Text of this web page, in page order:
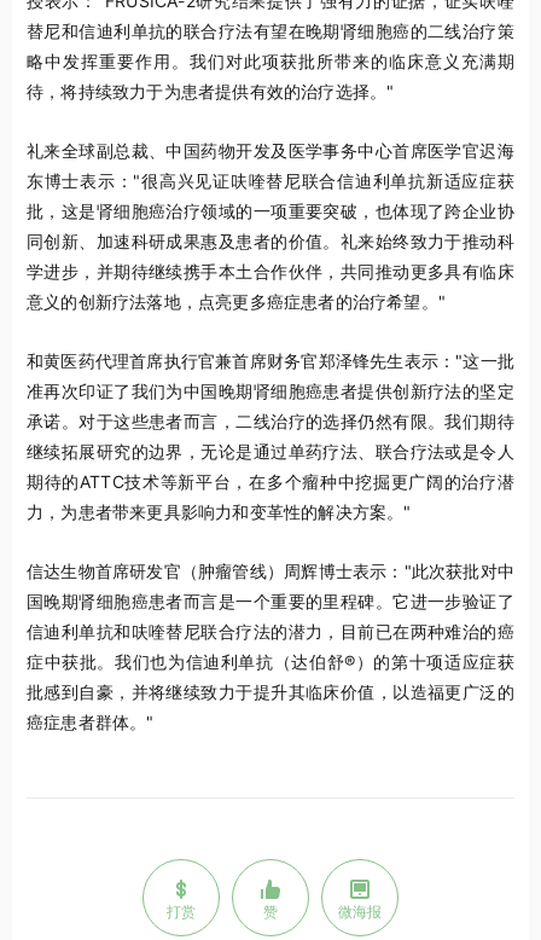
替尼和信迪利单抗的联合疗法有望在晚期肾细胞癌的二线治疗策
略中发挥重要作用。我们对此项获批所带来的临床意义充满期
待，将持续致力于为患者提供有效的治疗选择。"
礼来全球副总裁、中国药物开发及医学事务中心首席医学官迟海
东博士表示："很高兴见证呋喹替尼联合信迪利单抗新适应症获
批，这是肾细胞癌治疗领域的一项重要突破，也体现了跨企业协
同创新、加速科研成果惠及患者的价值。礼来始终致力于推动科
学进步，并期待继续携手本土合作伙伴，共同推动更多具有临床
意义的创新疗法落地，点亮更多癌症患者的治疗希望。"
和黄医药代理首席执行官兼首席财务官郑泽锋先生表示："这一批
准再次印证了我们为中国晚期肾细胞癌患者提供创新疗法的坚定
承诺。对于这些患者而言，二线治疗的选择仍然有限。我们期待
继续拓展研究的边界，无论是通过单药疗法、联合疗法或是令人
期待的ATTC技术等新平台，在多个瘤种中挖掘更广阔的治疗潜
力，为患者带来更具影响力和变革性的解决方案。"
信达生物首席研发官（肿瘤管线）周辉博士表示："此次获批对中
国晚期肾细胞癌患者而言是一个重要的里程碑。它进一步验证了
信迪利单抗和呋喹替尼联合疗法的潜力，目前已在两种难治的癌
症中获批。我们也为信迪利单抗（达伯舒®）的第十项适应症获
批感到自豪，并将继续致力于提升其临床价值，以造福更广泛的
癌症患者群体。"
打赏 赞 微海报